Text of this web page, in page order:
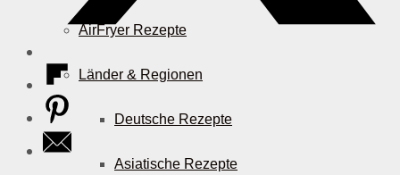
AirFryer Rezepte
Länder & Regionen
Deutsche Rezepte
Asiatische Rezepte